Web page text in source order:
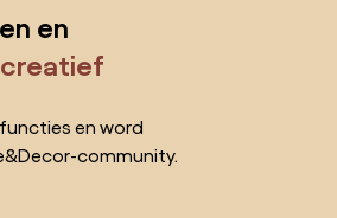
en
creatief
en word
community.